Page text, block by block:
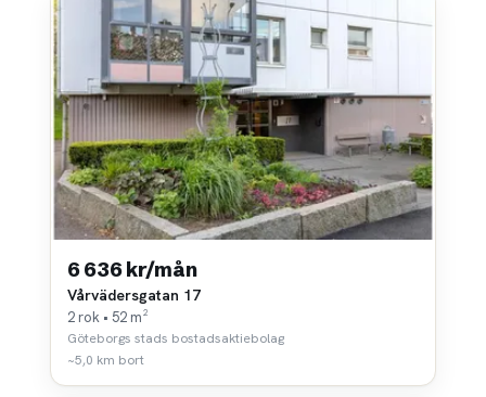
6 636 kr/mån
Vårvädersgatan 17
2 rok • 52 m²
Göteborgs stads bostadsaktiebolag
~5,0 km bort